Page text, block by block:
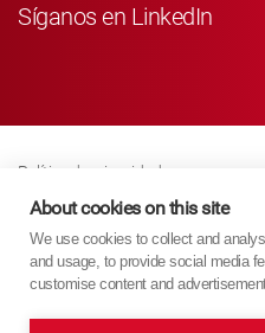
Síganos en LinkedIn
Política de privacidad
Business Partner Privacy
Política De Cookies
Modern Slavery Act Policy
About cookies on this site
We use cookies to collect and
and usage, to provide social media
customise content and